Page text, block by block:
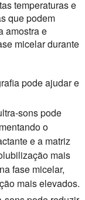
temperaturas e
que podem
amostra e
micelar durante
pode ajudar e
sons pode
o
e a matriz
mais
fase micelar,
mais elevados.